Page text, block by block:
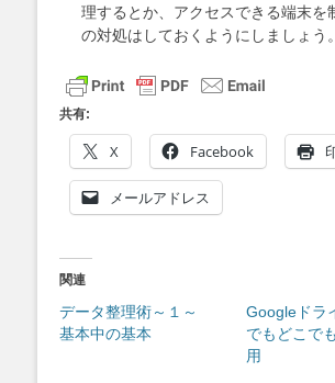
理するとか、アクセスできる端末を
の対処はしておくようにしましょう。
共有:
X Facebook
メールアドレス
関連
データ整理術～１～
基本中の基本
Googleドラ
でもどこで
用